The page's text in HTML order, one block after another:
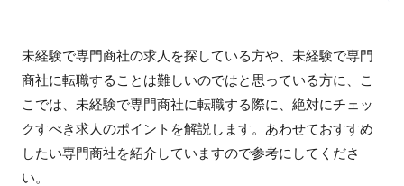
未経験で専門商社の求人を探している方や、未経験で専門
商社に転職することは難しいのではと思っている方に、こ
こでは、未経験で専門商社に転職する際に、絶対にチェッ
クすべき求人のポイントを解説します。あわせておすすめ
したい専門商社を紹介していますので参考にしてくださ
い。